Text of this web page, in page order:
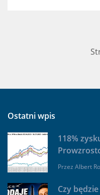
Ostatni wpis
118%
Przez Albert
Czy będzie